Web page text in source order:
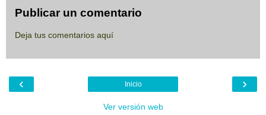
Publicar un comentario
Deja tus comentarios aquí
‹ ›
Inicio
Ver versión web